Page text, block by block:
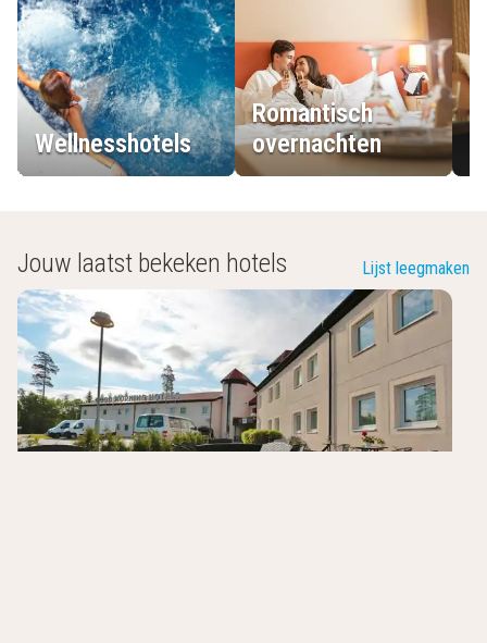
Wellnesshotels
Romantisch
overnachten
Jouw laatst bekeken hotels Lijst leegmaken